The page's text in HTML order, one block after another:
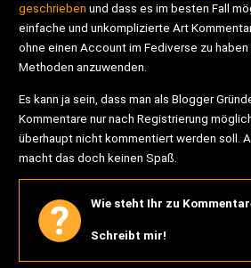
geschrieben und dass es im besten Fall
einfache und unkomplizierte Art
ohne einen Account im Fediverse zu
Methoden anzuwenden.
Es kann ja sein, dass man als Blogger
Kommentare nur nach Registrierung
überhaupt nicht kommentiert werden soll.
macht das doch keinen Spaß.
Wie steht Ihr zu
Schreibt mir!